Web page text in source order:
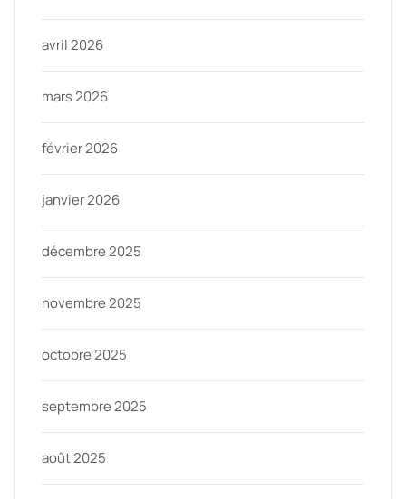
avril 2026
mars 2026
février 2026
janvier 2026
décembre 2025
novembre 2025
octobre 2025
septembre 2025
août 2025